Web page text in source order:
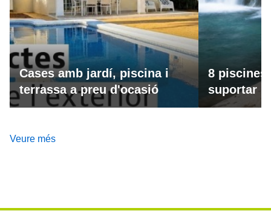
Cases amb jardí, piscina i
terrassa a preu d'ocasió
8 piscines
suportar
Veure més